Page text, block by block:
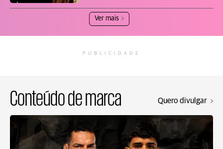
Ver mais
PUBLICIDADE
Conteúdo de marca Quero divulgar